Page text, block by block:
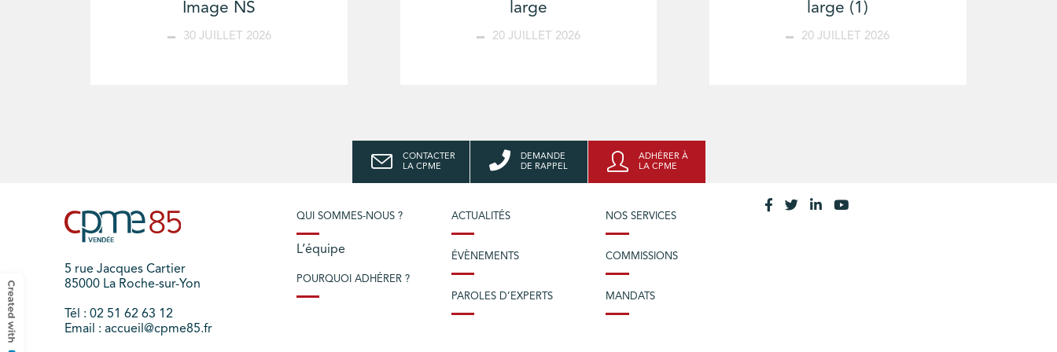
Image NS
30 JUILLET 2026
large
20 JUILLET 2026
large (1)
20 JUILLET 2026
CONTACTER
LA CPME
DEMANDE
DE RAPPEL
ADHÉRER À
LA CPME
5 rue Jacques Cartier
85000 La Roche-sur-Yon
Tél : 02 51 62 63 12
Email : accueil@cpme85.fr
QUI SOMMES-NOUS ?
L’équipe
POURQUOI ADHÉRER ?
ACTUALITÉS
ÉVÈNEMENTS
PAROLES D’EXPERTS
NOS SERVICES
COMMISSIONS
MANDATS